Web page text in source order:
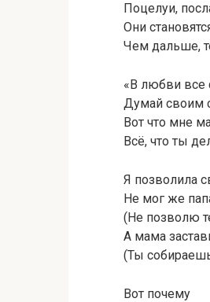
Поцелуи,
Они
Чем дальше,
«В любви все
Думай своим
Вот что мне
Всё, что ты
Я позволила
Не мог же
(Не позволю
А мама
(Ты
Вот почему